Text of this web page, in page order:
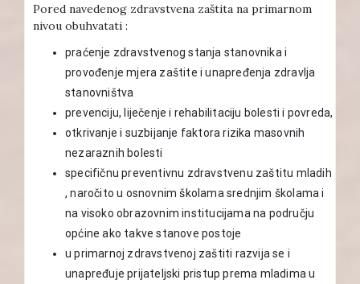
Pored navedenog zdravstvena zaštita na primarnom
nivou obuhvatati :
praćenje zdravstvenog stanja stanovnika i
provođenje mjera zaštite i unapređenja zdravlja
stanovništva
prevenciju, liječenje i rehabilitaciju bolesti i povreda,
otkrivanje i suzbijanje faktora rizika masovnih
nezaraznih bolesti
specifičnu preventivnu zdravstvenu zaštitu mladih
, naročito u osnovnim školama srednjim školama i
na visoko obrazovnim institucijama na području
općine ako takve stanove postoje
u primarnoj zdravstvenoj zaštiti razvija se i
unapređuje prijateljski pristup prema mladima u